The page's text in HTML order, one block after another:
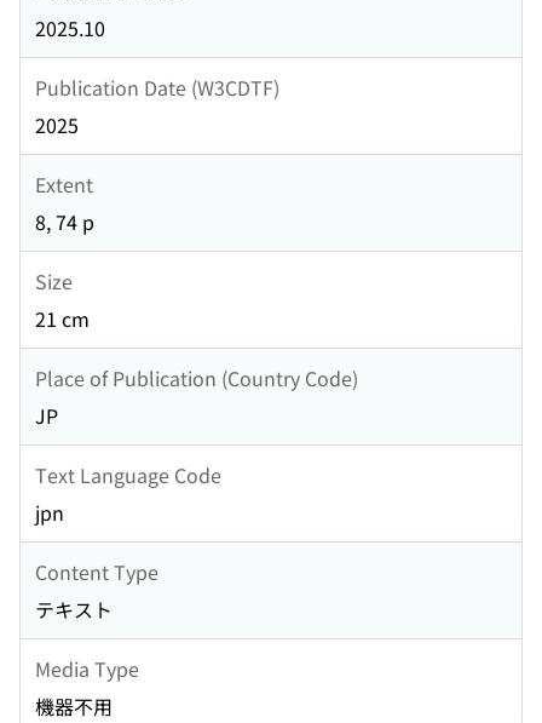
2025.10
Publication Date (W3CDTF)
2025
Extent
8, 74 p
Size
21 cm
Place of Publication (Country Code)
JP
Text Language Code
jpn
Content Type
テキスト
Media Type
機器不用